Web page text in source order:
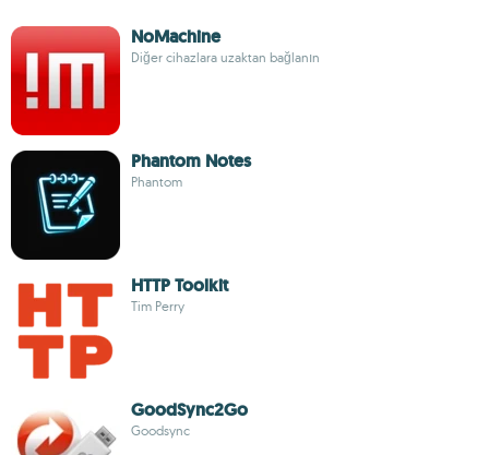
NoMachine
Diğer cihazlara uzaktan bağlanın
Phantom Notes
Phantom
HTTP Toolkit
Tim Perry
GoodSync2Go
Goodsync